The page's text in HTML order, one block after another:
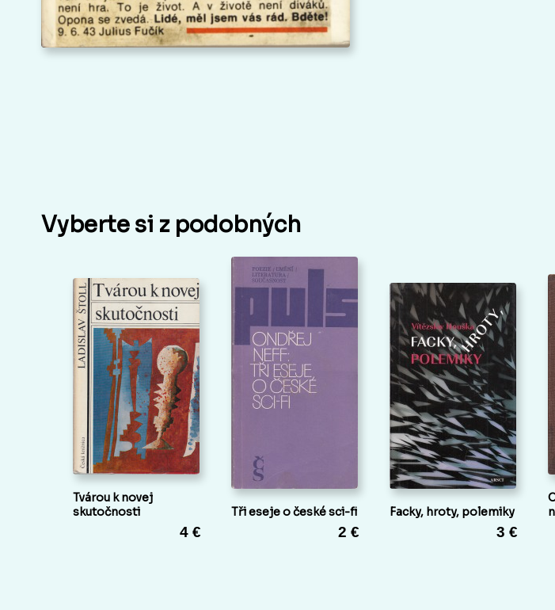
Vyberte si z podobných
Tvárou k novej
skutočnosti
4 €
Tři eseje o české sci-fi
2 €
Facky, hroty, polemiky
3 €